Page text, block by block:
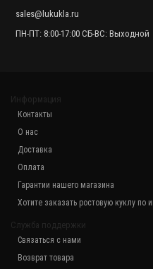
sales@lukukla.ru
ПН-ПТ: 8:00-17:00 СБ-ВС: Выходной
Информация
Контакты
О нас
Доставка
Оплата
Гарантии нашего магазина
Хотите заказать ростовую куклу по
Служба поддержки
Связаться с нами
Возврат товара